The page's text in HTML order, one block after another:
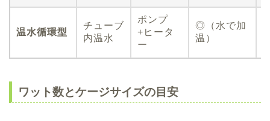
温水循環型
チューブ
内温水
ポンプ
+ヒータ
ー
◎（水で加
温）
ワット数とケージサイズの目安